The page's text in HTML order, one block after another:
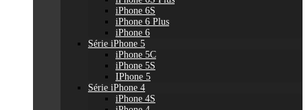
iPhone 6S
iPhone 6 Plus
iPhone 6
Série iPhone 5
iPhone 5C
iPhone 5S
IPhone 5
Série iPhone 4
iPhone 4S